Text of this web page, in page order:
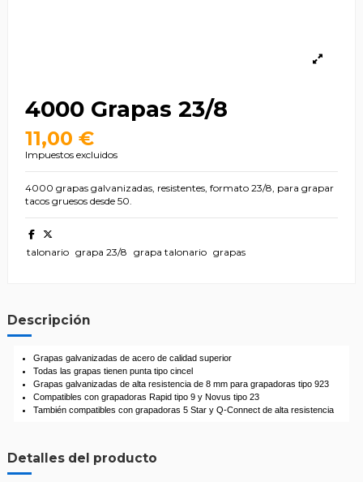
4000 Grapas 23/8
11,00 €
Impuestos excluidos
4000 grapas galvanizadas, resistentes, formato 23/8, para grapar
tacos gruesos desde 50.
talonario grapa 23/8 grapa talonario grapas
Descripción
Grapas galvanizadas de acero de calidad superior
Todas las grapas tienen punta tipo cincel
Grapas galvanizadas de alta resistencia de 8 mm para grapadoras tipo 923
Compatibles con grapadoras Rapid tipo 9 y Novus tipo 23
También compatibles con grapadoras 5 Star y Q-Connect de alta resistencia
Detalles del producto